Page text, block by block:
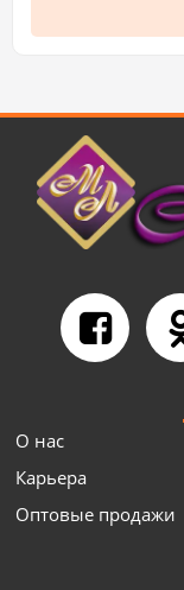
О нас
Карьера
Оптовые продажи